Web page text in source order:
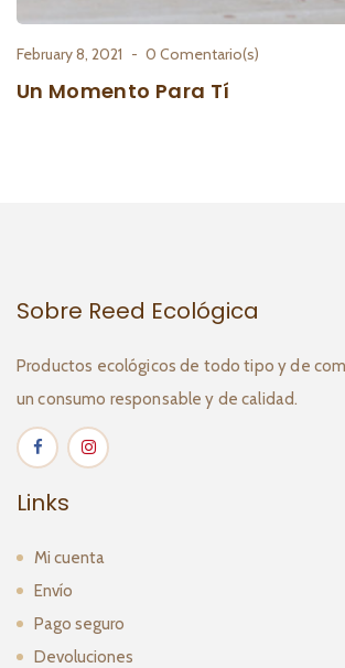
February 8, 2021 0 Comentario(s)
Un Momento Para Tí
Sobre Reed Ecológica
Productos ecológicos de todo tipo y de
un consumo responsable y de calidad.
Links
Mi cuenta
Envío
Pago seguro
Devoluciones